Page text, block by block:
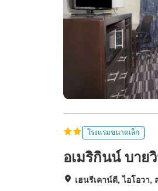
c
โรงแรมขนาดเล็ก
อเมริกินน์ บาย
เฮนรีเคาน์ตี, ไอโอวา,